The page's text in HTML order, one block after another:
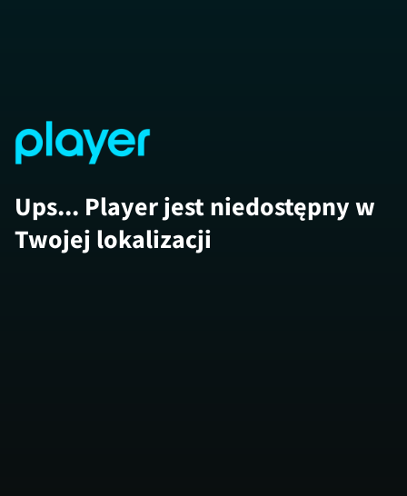
Ups... Player jest niedostępny w
Twojej lokalizacji